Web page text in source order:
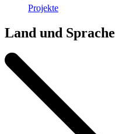
Projekte
Land und Sprache